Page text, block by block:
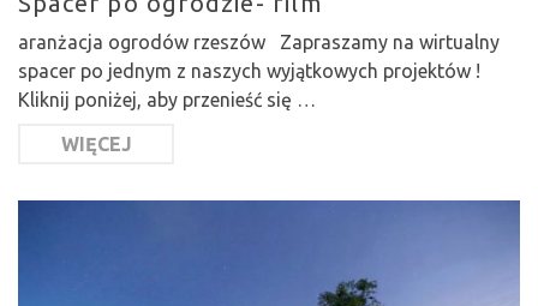
aranżacja ogrodów rzeszów Zapraszamy na wirtualny
spacer po jednym z naszych wyjątkowych projektów !
Kliknij poniżej, aby przenieść się …
WIĘCEJ